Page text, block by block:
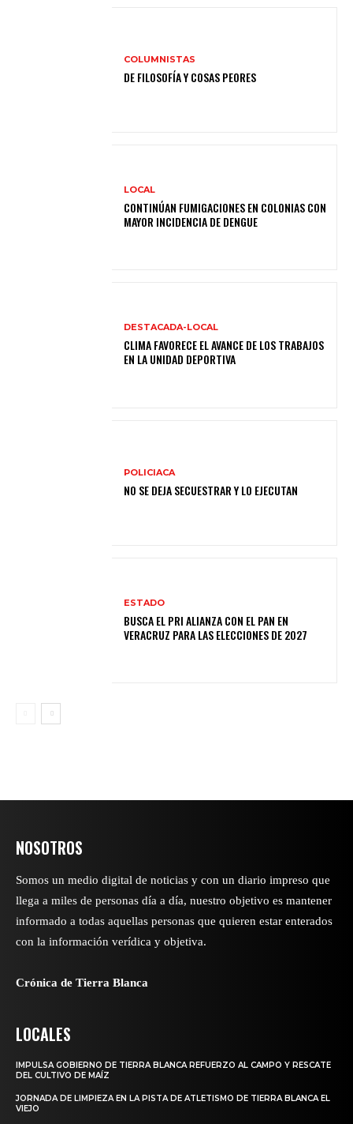
COLUMNISTAS
DE FILOSOFÍA Y COSAS PEORES
LOCAL
CONTINÚAN FUMIGACIONES EN COLONIAS CON
MAYOR INCIDENCIA DE DENGUE
DESTACADA-LOCAL
CLIMA FAVORECE EL AVANCE DE LOS TRABAJOS
EN LA UNIDAD DEPORTIVA
POLICIACA
NO SE DEJA SECUESTRAR Y LO EJECUTAN
ESTADO
BUSCA EL PRI ALIANZA CON EL PAN EN
VERACRUZ PARA LAS ELECCIONES DE 2027
NOSOTROS
Somos un medio digital de noticias y con un diario impreso que
llega a miles de personas día a día, nuestro objetivo es mantener
informado a todas aquellas personas que quieren estar enterados
con la información verídica y objetiva.
Crónica de Tierra Blanca
LOCALES
IMPULSA GOBIERNO DE TIERRA BLANCA REFUERZO AL CAMPO Y RESCATE
DEL CULTIVO DE MAÍZ
JORNADA DE LIMPIEZA EN LA PISTA DE ATLETISMO DE TIERRA BLANCA EL
VIEJO